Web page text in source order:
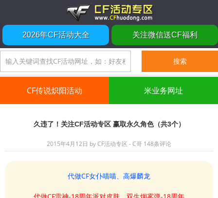
2026年CF活动大全 关注微信送CF福利
CF传说炽阳活动 米业务网址
久违了！关注CF活动专区 赢取永久角色（共3个）
2015年4月12日 byCF活动专区 - C哥 148条评论
代做CF女仆喵喵、高爆麟龙